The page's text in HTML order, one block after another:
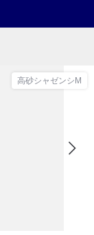
高砂シャゼンシM